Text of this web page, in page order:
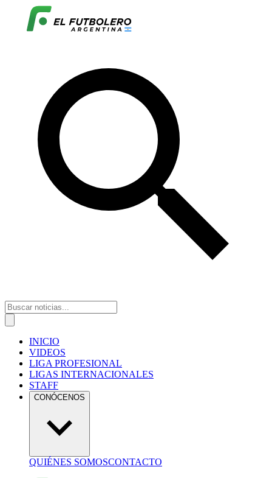
INICIO
VIDEOS
LIGA PROFESIONAL
LIGAS INTERNACIONALES
STAFF
CONÓCENOS
QUIÉNES SOMOSCONTACTO